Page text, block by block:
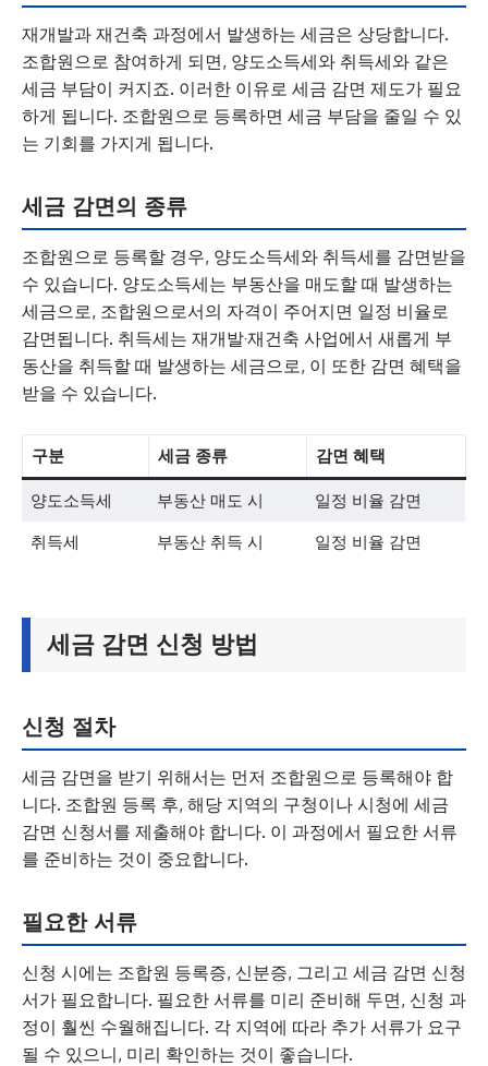
재개발과 재건축 과정에서 발생하는 세금은 상당합니다.
조합원으로 참여하게 되면, 양도소득세와 취득세와 같은
세금 부담이 커지죠. 이러한 이유로 세금 감면 제도가 필요
하게 됩니다. 조합원으로 등록하면 세금 부담을 줄일 수 있
는 기회를 가지게 됩니다.
세금 감면의 종류
조합원으로 등록할 경우, 양도소득세와 취득세를 감면받을
수 있습니다. 양도소득세는 부동산을 매도할 때 발생하는
세금으로, 조합원으로서의 자격이 주어지면 일정 비율로
감면됩니다. 취득세는 재개발·재건축 사업에서 새롭게 부
동산을 취득할 때 발생하는 세금으로, 이 또한 감면 혜택을
받을 수 있습니다.
구분 세금 종류 감면 혜택
양도소득세 부동산 매도 시 일정 비율 감면
취득세 부동산 취득 시 일정 비율 감면
세금 감면 신청 방법
신청 절차
세금 감면을 받기 위해서는 먼저 조합원으로 등록해야 합
니다. 조합원 등록 후, 해당 지역의 구청이나 시청에 세금
감면 신청서를 제출해야 합니다. 이 과정에서 필요한 서류
를 준비하는 것이 중요합니다.
필요한 서류
신청 시에는 조합원 등록증, 신분증, 그리고 세금 감면 신청
서가 필요합니다. 필요한 서류를 미리 준비해 두면, 신청 과
정이 훨씬 수월해집니다. 각 지역에 따라 추가 서류가 요구
될 수 있으니, 미리 확인하는 것이 좋습니다.